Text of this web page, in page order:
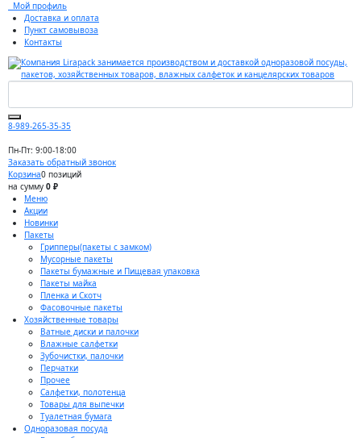
Мой профиль
Доставка и оплата
Пункт самовывоза
Контакты
8-989-265-35-35
Пн-Пт: 9:00-18:00
Заказать обратный звонок
Корзина0 позиций
на сумму 0 ₽
Меню
Акции
Новинки
Пакеты
Грипперы(пакеты с замком)
Мусорные пакеты
Пакеты бумажные и Пищевая упаковка
Пакеты майка
Пленка и Скотч
Фасовочные пакеты
Хозяйственные товары
Ватные диски и палочки
Влажные салфетки
Зубочистки, палочки
Перчатки
Прочее
Салфетки, полотенца
Товары для выпечки
Туалетная бумага
Одноразовая посуда